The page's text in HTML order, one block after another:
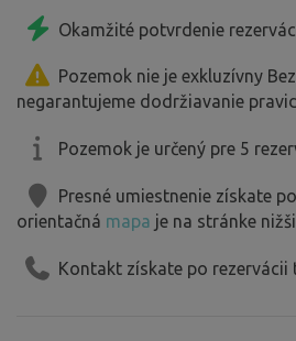
pohoria, jaskyne, aquaparky,
ideálne miesto pre dovolenku,
relaxáciu.
Reštaurácia 7:00-20:00 100m
Predaj lokálnych syrových
9:00-18:00 120m
Dĺžka spiatočnej cesty na
Vodný park Bešenová 25min
Okamžité potvrdenie
Pozemok nie je exkluzívny
negarantujeme dodržiavanie
Pozemok je určený pre 5
Presné umiestnenie získate
orientačná mapa je na stránke
Kontakt získate po rezervácii